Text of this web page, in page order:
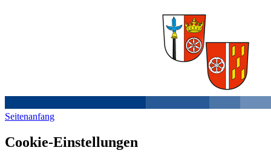
Seitenanfang
Cookie-Einstellungen